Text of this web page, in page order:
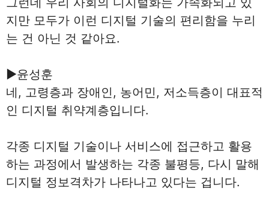
지만 모두가 이런 디지털 기술의 편리함을 누리
는 건 아닌 것 같아요.
▶윤성훈
네, 고령층과 장애인, 농어민, 저소득층이 대표적
인 디지털 취약계층입니다.
각종 디지털 기술이나 서비스에 접근하고 활용
하는 과정에서 발생하는 각종 불평등, 다시 말해
디지털 정보격차가 나타나고 있다는 겁니다.